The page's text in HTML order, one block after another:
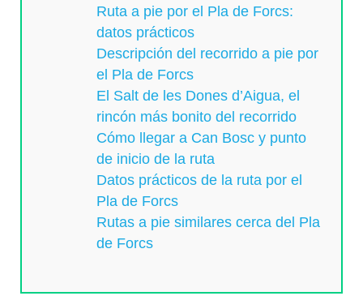
Ruta a pie por el Pla de Forcs:
datos prácticos
Descripción del recorrido a pie por
el Pla de Forcs
El Salt de les Dones d’Aigua, el
rincón más bonito del recorrido
Cómo llegar a Can Bosc y punto
de inicio de la ruta
Datos prácticos de la ruta por el
Pla de Forcs
Rutas a pie similares cerca del Pla
de Forcs